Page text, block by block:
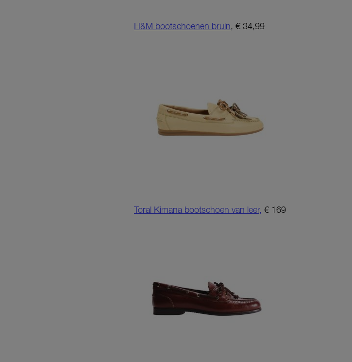
H&M bootschoenen bruin, € 34,99
Toral Kimana bootschoen van leer, € 169